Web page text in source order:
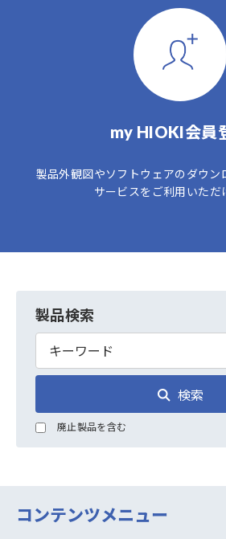
my HIOKI会員
製品外観図やソフトウェアのダウン
サービスをご利用いただ
製品検索
検索
廃止製品を含む
コンテンツメニュー